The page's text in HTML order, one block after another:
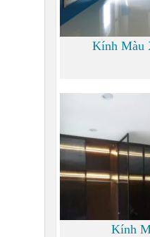
Kính Màu
Kính